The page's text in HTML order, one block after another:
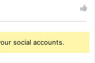
social accounts.